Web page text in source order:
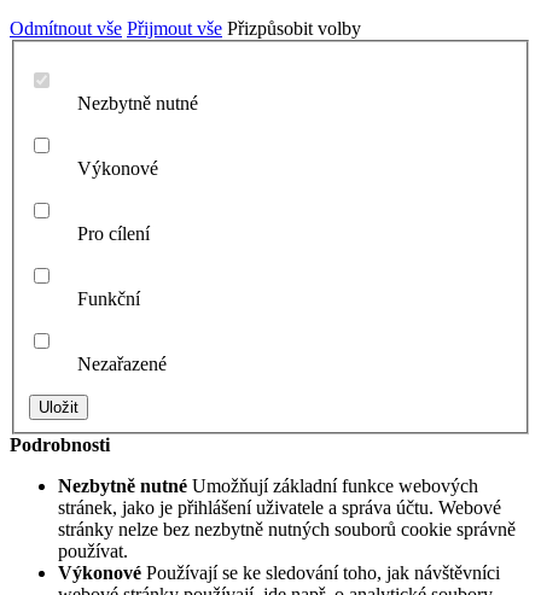
Odmítnout vše Přijmout vše Přizpůsobit volby
Nezbytně nutné
Výkonové
Pro cílení
Funkční
Nezařazené
Podrobnosti
Nezbytně nutné Umožňují základní funkce webových
stránek, jako je přihlášení uživatele a správa účtu. Webové
stránky nelze bez nezbytně nutných souborů cookie správně
používat.
Výkonové Používají se ke sledování toho, jak návštěvníci